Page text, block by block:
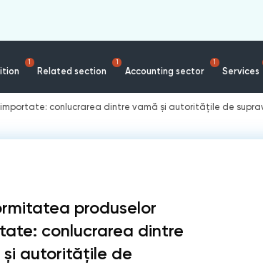
1
Related section
1
Accounting sector
1
Services
conlucrarea dintre vamă și autoritățile de
produselor
conlucrarea dintre
și autoritățile de